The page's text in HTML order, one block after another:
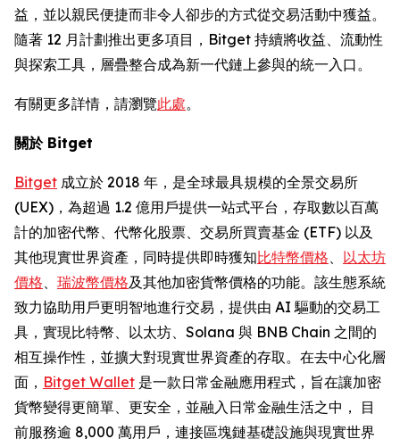
益，並以親民便捷而非令人卻步的方式從交易活動中獲益。
隨著 12 月計劃推出更多項目，Bitget 持續將收益、流動性
與探索工具，層疊整合成為新一代鏈上參與的統一入口。
有關更多詳情，請瀏覽此處。
關於 Bitget
Bitget 成立於 2018 年，是全球最具規模的全景交易所
(UEX)，為超過 1.2 億用戶提供一站式平台，存取數以百萬
計的加密代幣、代幣化股票、交易所買賣基金 (ETF) 以及
其他現實世界資產，同時提供即時獲知比特幣價格、 以太坊
價格、 瑞波幣價格及其他加密貨幣價格的功能。該生態系統
致力協助用戶更明智地進行交易，提供由 AI 驅動的交易工
具，實現比特幣、以太坊、Solana 與 BNB Chain 之間的
相互操作性，並擴大對現實世界資產的存取。在去中心化層
面， Bitget Wallet 是一款日常金融應用程式，旨在讓加密
貨幣變得更簡單、更安全，並融入日常金融生活之中， 目
前服務逾 8,000 萬用戶，連接區塊鏈基礎設施與現實世界